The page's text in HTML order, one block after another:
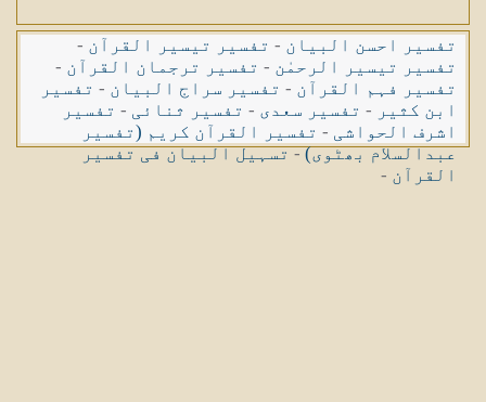
تفسیر احسن البیان - تفسیر تیسیر القرآن -
تفسیر تیسیر الرحمٰن - تفسیر ترجمان القرآن -
تفسیر فہم القرآن - تفسیر سراج البیان - تفسیر
ابن کثیر - تفسیر سعدی - تفسیر ثنائی - تفسیر
اشرف الحواشی - تفسیر القرآن کریم (تفسیر
عبدالسلام بھٹوی)-تسہیل البیان فی تفسیر
القرآن -